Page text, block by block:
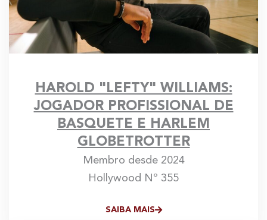
HAROLD "LEFTY" WILLIAMS:
JOGADOR PROFISSIONAL DE
BASQUETE E HARLEM
GLOBETROTTER
Membro desde 2024
Hollywood Nº 355
SAIBA MAIS